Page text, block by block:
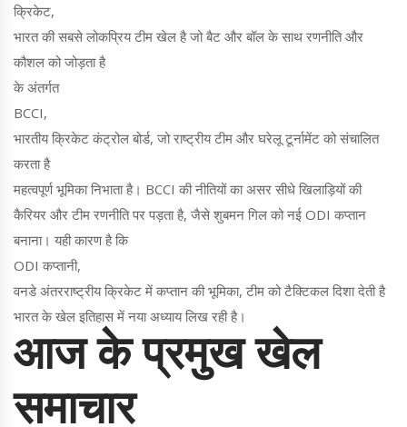
क्रिकेट,
भारत की सबसे लोकप्रिय टीम खेल है जो बैट और बॉल के साथ रणनीति और
कौशल को जोड़ता है
के अंतर्गत
BCCI,
भारतीय क्रिकेट कंट्रोल बोर्ड, जो राष्ट्रीय टीम और घरेलू टूर्नामेंट को संचालित
करता है
महत्वपूर्ण भूमिका निभाता है। BCCI की नीतियों का असर सीधे खिलाड़ियों की
कैरियर और टीम रणनीति पर पड़ता है, जैसे शुबमन गिल को नई ODI कप्तान
बनाना। यही कारण है कि
ODI कप्तानी,
वनडे अंतरराष्ट्रीय क्रिकेट में कप्तान की भूमिका, टीम को टैक्टिकल दिशा देती है
भारत के खेल इतिहास में नया अध्याय लिख रही है।
आज के प्रमुख खेल
समाचार